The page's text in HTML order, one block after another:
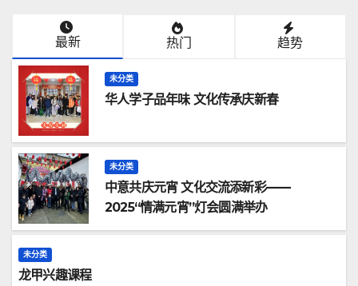
最新 热门 趋势
未分类
华人学子品年味 文化传承庆新春
未分类
中意共庆元宵 文化交流添新彩——
2025“情满元宵”灯会圆满举办
未分类
龙甲兴趣课程